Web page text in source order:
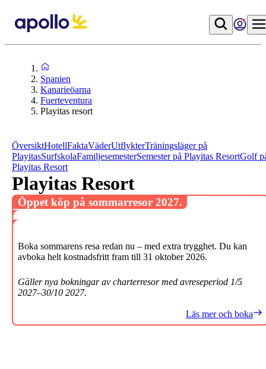
Spanien
Kanarieöarna
Fuerteventura
Playitas resort
ÖversiktHotellFaktaVäderUtflykterTräningsläger på
PlayitasSurfskolaFamiljesemesterSemester på Playitas ResortGolf
Playitas Resort
Playitas Resort
Öppet köp på sommarresor 2027.
Boka sommarens resa redan nu – med extra trygghet. Du kan
avboka helt kostnadsfritt fram till 31 oktober 2026.
Gäller nya bokningar av charterresor med avreseperiod 1/5
2027–30/10 2027.
Läs mer och boka